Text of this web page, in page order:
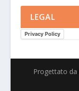
LEGAL
Privacy Policy
Progettato da